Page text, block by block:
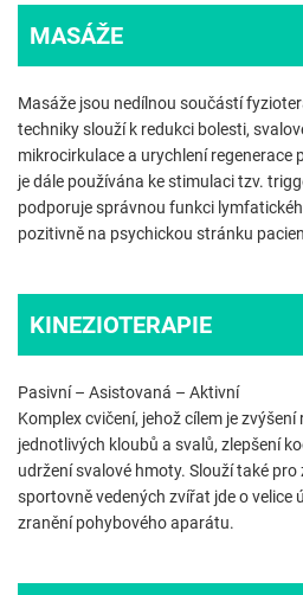
MASÁŽE
Masáže jsou nedílnou součástí
techniky slouží k redukci bolesti,
mikrocirkulace a urychlení
je dále používána ke stimulaci tzv.
podporuje správnou funkci
pozitivně na psychickou stránku
KINEZIOTERAPIE
Pasivní – Asistovaná – Aktivní
Komplex cvičení, jehož cílem je
jednotlivých kloubů a svalů, zlepšení
udržení svalové hmoty. Slouží také pro
sportovně vedených zvířat jde o velice
zranění pohybového aparátu.